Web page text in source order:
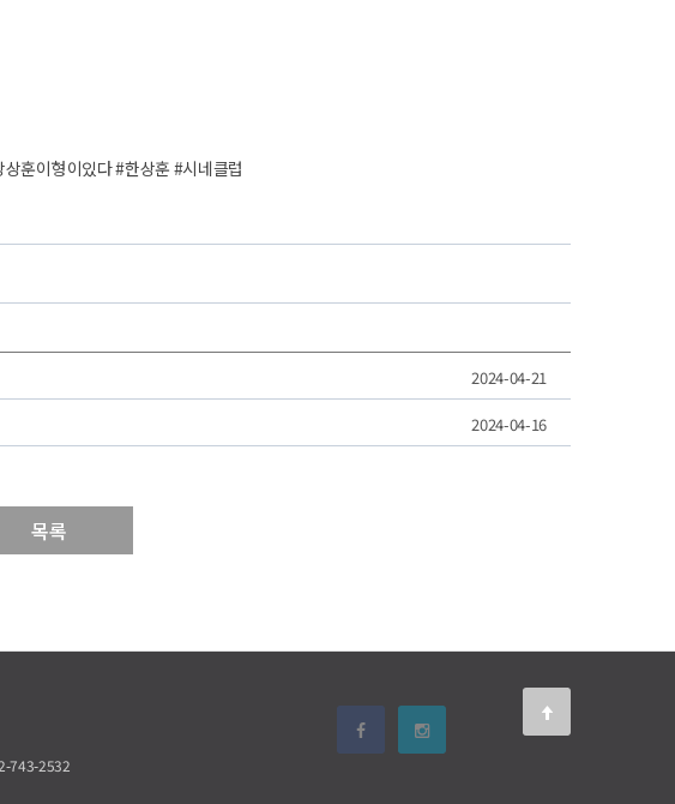
훈이형이있다 #한상훈 #시네클럽
2024-04-21
2024-04-16
목록
743-2532